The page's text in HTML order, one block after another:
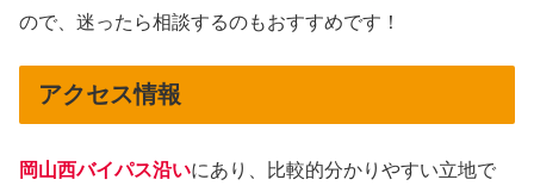
ので、迷ったら相談するのもおすすめです！
アクセス情報
岡山西バイパス沿いにあり、比較的分かりやすい立地で